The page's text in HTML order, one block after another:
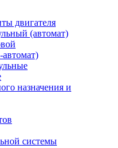
двигателя
(автомат)
назначения и
системы